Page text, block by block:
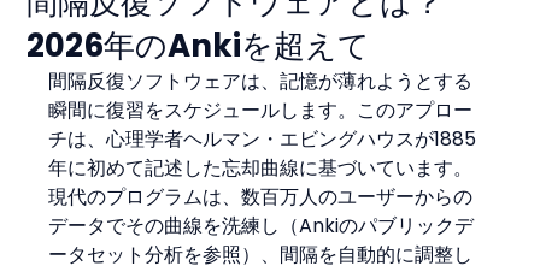
2026年のAnkiを超えて
間隔反復ソフトウェアは、記憶が薄れようとする
瞬間に復習をスケジュールします。このアプロー
チは、心理学者ヘルマン・エビングハウスが1885
年に初めて記述した忘却曲線に基づいています。
現代のプログラムは、数百万人のユーザーからの
データでその曲線を洗練し（Ankiのパブリックデ
ータセット分析を参照）、間隔を自動的に調整し